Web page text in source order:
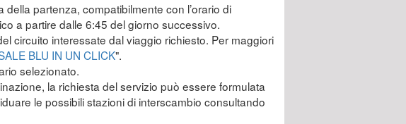
partenza, compatibilmente con l’orario di
a partire dalle 6:45 del giorno successivo.
circuito interessate dal viaggio richiesto. Per maggiori
BLU IN UN CLICK".
selezionato.
la richiesta del servizio può essere formulata
le possibili stazioni di interscambio consultando